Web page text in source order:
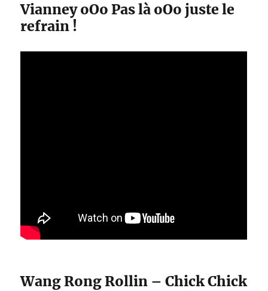
Vianney oOo Pas là oOo juste le
refrain !
Wang Rong Rollin – Chick Chick